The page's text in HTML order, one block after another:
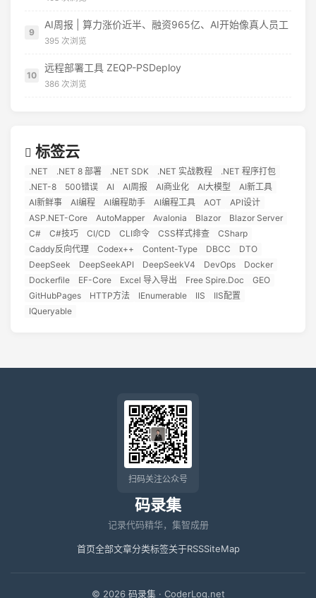
9
AI周报 | 算力涨价近半、融资965亿、AI开始像真人员工
395 次浏览
10
远程部署工具 ZEQP-PSDeploy
386 次浏览
标签云
.NET .NET 8 部署 .NET SDK .NET 实战教程
.NET 程序打包
.NET-8
500错误 AI AI周报 AI商业化 AI大模型
AI新工具
AI新鲜事
AI编程 AI编程助手 AI编程工具 AOT
API设计
ASP.NET-Core
AutoMapper Avalonia Blazor
Blazor Server
C#
C#技巧 CI/CD CLI命令 CSS样式排查
CSharp
Caddy反向代理
Codex++ Content-Type DBCC
DTO
DeepSeek
DeepSeekAPI DeepSeekV4 DevOps
Docker
Dockerfile
EF-Core Excel 导入导出 Free Spire.Doc
GEO
GitHubPages
HTTP方法 IEnumerable IIS
IIS配置
IQueryable
码录集
记录代码精华，集智成册
首页全部文章分类标签关于RSSSiteMap
扫码关注公众号
© 2026 码录集· CoderLog.net